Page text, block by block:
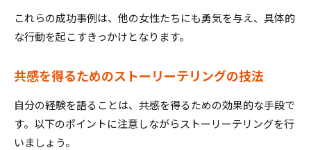
これらの成功事例は、他の女性たちにも勇気を与え、具体的
な行動を起こすきっかけとなります。
共感を得るためのストーリーテリングの技法
自分の経験を語ることは、共感を得るための効果的な手段で
す。以下のポイントに注意しながらストーリーテリングを行
いましょう。